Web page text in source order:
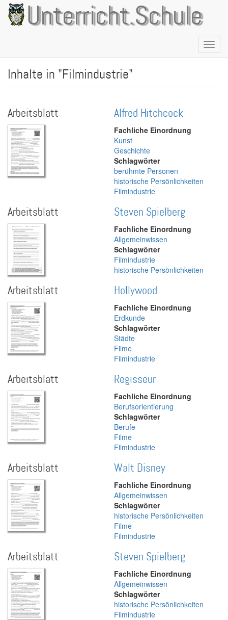
Direkt
zum
Inhalt
Unterricht.Schule
Inhalte in "Filmindustrie"
Arbeitsblatt Alfred Hitchcock
Fachliche Einordnung
Kunst
Geschichte
Schlagwörter
berühmte Personen
historische Persönlichkeiten
Filmindustrie
Arbeitsblatt Steven Spielberg
Fachliche Einordnung
Allgemeinwissen
Schlagwörter
Filmindustrie
historische Persönlichkeiten
Arbeitsblatt Hollywood
Fachliche Einordnung
Erdkunde
Schlagwörter
Städte
Filme
Filmindustrie
Arbeitsblatt Regisseur
Fachliche Einordnung
Berufsorientierung
Schlagwörter
Berufe
Filme
Filmindustrie
Arbeitsblatt Walt Disney
Fachliche Einordnung
Allgemeinwissen
Schlagwörter
historische Persönlichkeiten
Filme
Filmindustrie
Arbeitsblatt Steven Spielberg
Fachliche Einordnung
Allgemeinwissen
Schlagwörter
historische Persönlichkeiten
Filmindustrie